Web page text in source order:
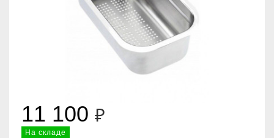
11 100 ₽
На складе